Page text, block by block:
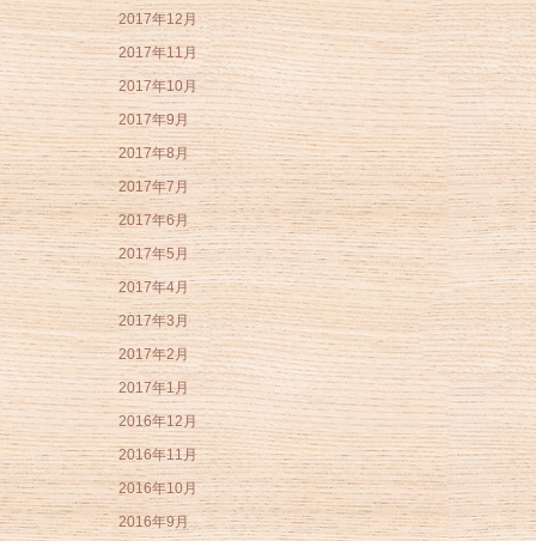
2017年12月
2017年11月
2017年10月
2017年9月
2017年8月
2017年7月
2017年6月
2017年5月
2017年4月
2017年3月
2017年2月
2017年1月
2016年12月
2016年11月
2016年10月
2016年9月